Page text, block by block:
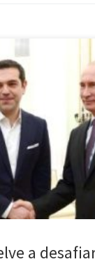
dado un paso
a Rusia para trazar
desde Bruselas
que Grecia tiene
de que distanciarse
a